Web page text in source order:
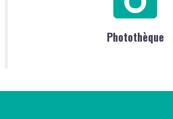
Photothèque